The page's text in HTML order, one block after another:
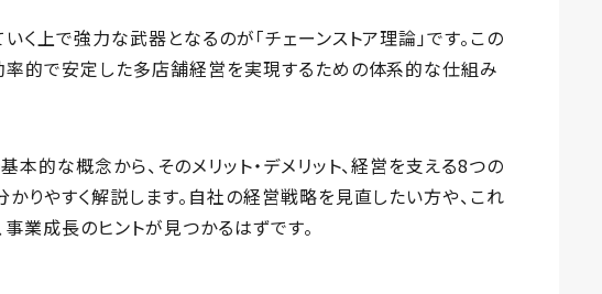
く上で強力な武器となるのが「チェーンストア理論」です。この
率的で安定した多店舗経営を実現するための体系的な仕組み
本的な概念から、そのメリット・デメリット、経営を支える8つの
りやすく解説します。自社の経営戦略を見直したい方や、これ
業成長のヒントが見つかるはずです。